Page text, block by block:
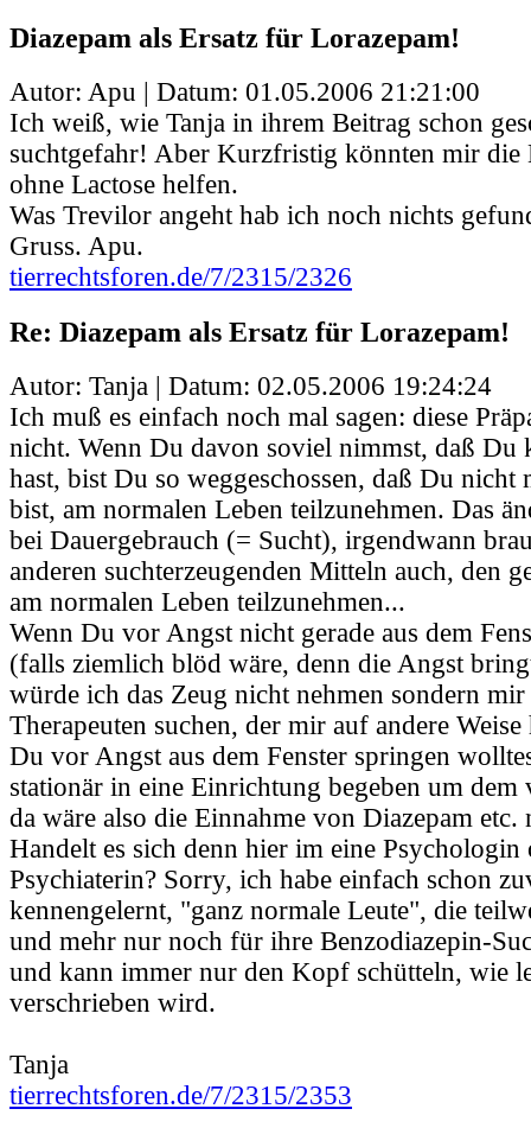
Diazepam als Ersatz für Lorazepam!
Autor: Apu | Datum: 01.05.2006 21:21:00
Ich weiß, wie Tanja in ihrem Beitrag schon
suchtgefahr! Aber Kurzfristig könnten mir die
ohne Lactose helfen.
Was Trevilor angeht hab ich noch nichts
Gruss. Apu.
tierrechtsforen.de/7/2315/2326
Re: Diazepam als Ersatz für Lorazepam!
Autor: Tanja | Datum: 02.05.2006 19:24:24
Ich muß es einfach noch mal sagen: diese
nicht. Wenn Du davon soviel nimmst, daß Du
hast, bist Du so weggeschossen, daß Du nicht
bist, am normalen Leben teilzunehmen. Das
bei Dauergebrauch (= Sucht), irgendwann
anderen suchterzeugenden Mitteln auch, den
am normalen Leben teilzunehmen...
Wenn Du vor Angst nicht gerade aus dem
(falls ziemlich blöd wäre, denn die Angst
würde ich das Zeug nicht nehmen sondern
Therapeuten suchen, der mir auf andere
Du vor Angst aus dem Fenster springen
stationär in eine Einrichtung begeben um dem
da wäre also die Einnahme von Diazepam etc.
Handelt es sich denn hier im eine Psychologin
Psychiaterin? Sorry, ich habe einfach schon
kennengelernt, "ganz normale Leute", die
und mehr nur noch für ihre Benzodiazepin-
und kann immer nur den Kopf schütteln, wie
verschrieben wird.
Tanja
tierrechtsforen.de/7/2315/2353